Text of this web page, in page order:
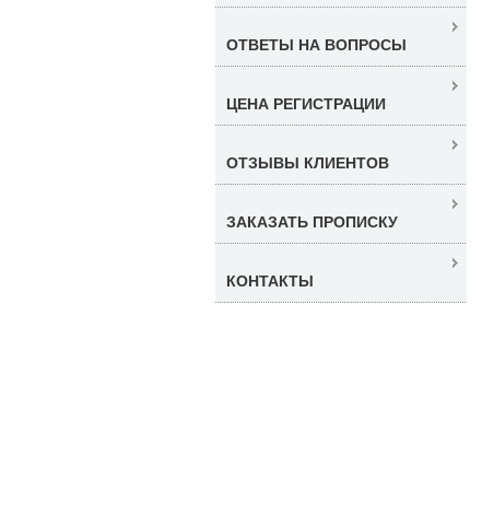
ОТВЕТЫ НА ВОПРОСЫ
ЦЕНА РЕГИСТРАЦИИ
ОТЗЫВЫ КЛИЕНТОВ
ЗАКАЗАТЬ ПРОПИСКУ
КОНТАКТЫ